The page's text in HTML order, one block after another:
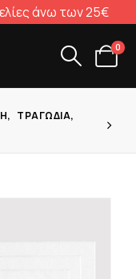
άνω των 25€
0
, ΤΡΑΓΩΔΊΑ,